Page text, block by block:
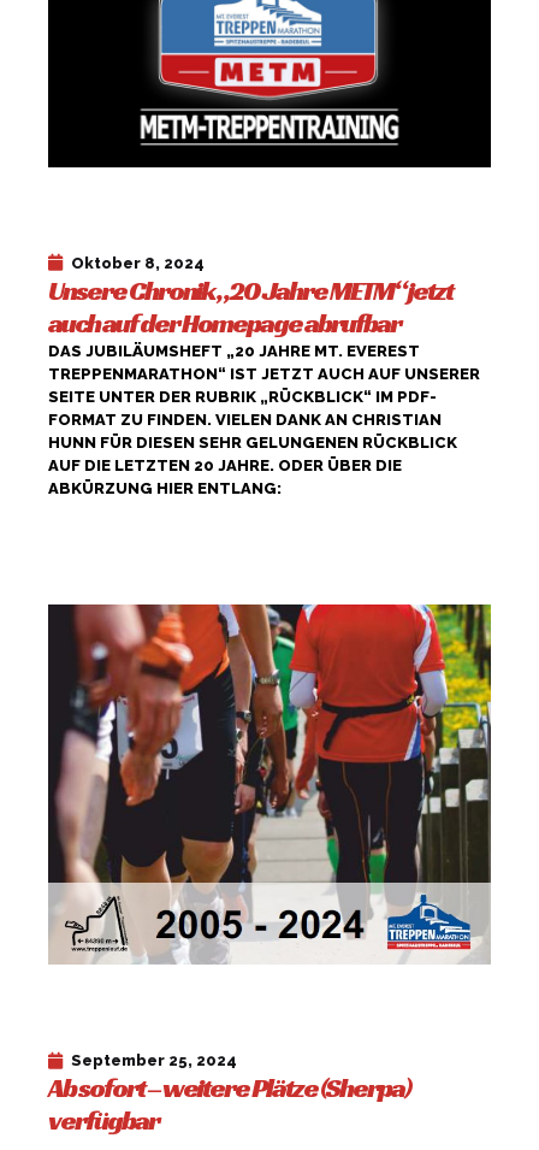
Oktober 8, 2024
Unsere Chronik „20 Jahre METM“ jetzt
auch auf der Homepage abrufbar
DAS JUBILÄUMSHEFT „20 JAHRE MT. EVEREST
TREPPENMARATHON“ IST JETZT AUCH AUF UNSERER
SEITE UNTER DER RUBRIK „RÜCKBLICK“ IM PDF-
FORMAT ZU FINDEN. VIELEN DANK AN CHRISTIAN
HUNN FÜR DIESEN SEHR GELUNGENEN RÜCKBLICK
AUF DIE LETZTEN 20 JAHRE. ODER ÜBER DIE
ABKÜRZUNG HIER ENTLANG:
September 25, 2024
Ab sofort – weitere Plätze (Sherpa)
verfügbar